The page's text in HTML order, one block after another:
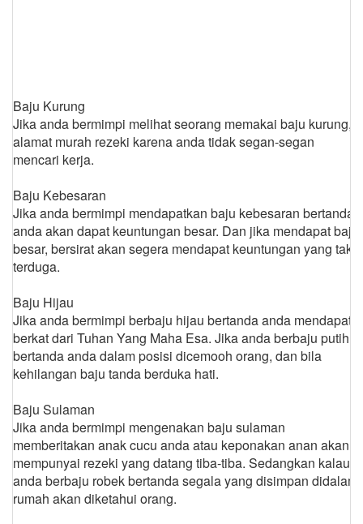
Baju Kurung
Jika anda bermimpi melihat seorang memakai baju kurung,
alamat murah rezeki karena anda tidak segan-segan
mencari kerja.
Baju Kebesaran
Jika anda bermimpi mendapatkan baju kebesaran bertanda
anda akan dapat keuntungan besar. Dan jika mendapat baju
besar, bersirat akan segera mendapat keuntungan yang tak
terduga.
Baju Hijau
Jika anda bermimpi berbaju hijau bertanda anda mendapat
berkat dari Tuhan Yang Maha Esa. Jika anda berbaju putih
bertanda anda dalam posisi dicemooh orang, dan bila
kehilangan baju tanda berduka hati.
Baju Sulaman
Jika anda bermimpi mengenakan baju sulaman
memberitakan anak cucu anda atau keponakan anan akan
mempunyai rezeki yang datang tiba-tiba. Sedangkan kalau
anda berbaju robek bertanda segala yang disimpan didalam
rumah akan diketahui orang.